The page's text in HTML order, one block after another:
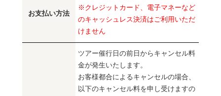
お支払い方法
※クレジットカード、電子マネーなど
のキャッシュレス決済はご利用いただ
けません
ツアー催行日の前日からキャンセル料
金が発生いたします。
お客様都合によるキャンセルの場合、
以下のキャンセル料を申し受けますの